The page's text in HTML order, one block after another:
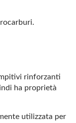
rinforzanti
ha proprietà
utilizzata per